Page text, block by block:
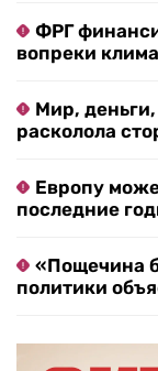
ФРГ
вопреки
Мир,
расколола
Европу
последние
«Пощечина
политики